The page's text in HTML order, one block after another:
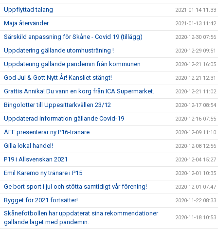
Uppflyttad talang 2021-01-14 11:33
Maja återvänder. 2021-01-13 11:42
Särskild anpassning för Skåne - Covid 19 (tillägg) 2020-12-30 07:56
Uppdatering gällande utomhusträning ! 2020-12-29 09:51
Uppdatering gällande pandemin från kommunen 2020-12-21 16:05
God Jul & Gott Nytt År! Kansliet stängt! 2020-12-21 12:31
Grattis Annika! Du vann en korg från ICA Supermarket. 2020-12-21 11:02
Bingolotter till Uppesittarkvällen 23/12 2020-12-17 08:54
Uppdaterad information gällande Covid-19 2020-12-16 07:55
ÄFF presenterar ny P16-tränare 2020-12-09 11:10
Gilla lokal handel! 2020-12-08 12:56
P19 i Allsvenskan 2021 2020-12-04 15:27
Emil Karemo ny tränare i P15 2020-12-01 10:35
Ge bort sport i jul och stötta samtidigt vår förening! 2020-12-01 07:47
Bygget för 2021 fortsätter! 2020-11-22 08:33
Skånefotbollen har uppdaterat sina rekommendationer
gällande läget med pandemin.
2020-11-18 10:53